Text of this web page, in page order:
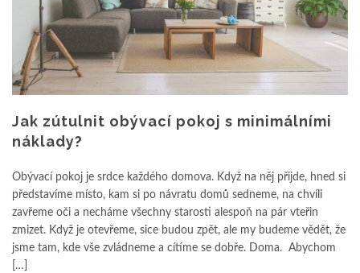
Jak zútulnit obývací pokoj s minimálními
náklady?
Obývací pokoj je srdce každého domova. Když na něj přijde, hned si
představíme místo, kam si po návratu domů sedneme, na chvíli
zavřeme oči a necháme všechny starosti alespoň na pár vteřin
zmizet. Když je otevřeme, sice budou zpět, ale my budeme vědět, že
jsme tam, kde vše zvládneme a cítíme se dobře. Doma. Abychom
[…]